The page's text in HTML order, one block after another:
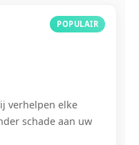
POPULAIR
verhelpen elke
schade aan uw